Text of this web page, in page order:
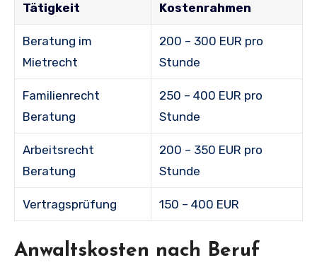
Tätigkeit Kostenrahmen
Beratung im
Mietrecht
200 – 300 EUR pro
Stunde
Familienrecht
Beratung
250 – 400 EUR pro
Stunde
Arbeitsrecht
Beratung
200 – 350 EUR pro
Stunde
Vertragsprüfung 150 – 400 EUR
Anwaltskosten nach Beruf